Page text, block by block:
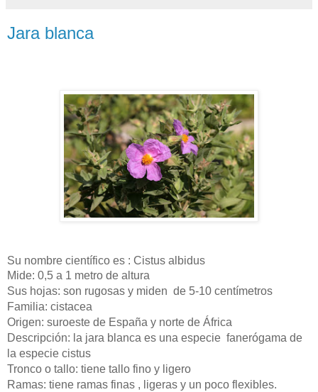
Jara blanca
Su nombre científico es : Cistus albidus
Mide: 0,5 a 1 metro de altura
Sus hojas: son rugosas y miden de 5-10 centímetros
Familia: cistacea
Origen: suroeste de España y norte de África
Descripción: la jara blanca es una especie fanerógama de
la especie cistus
Tronco o tallo: tiene tallo fino y ligero
Ramas: tiene ramas finas , ligeras y un poco flexibles.